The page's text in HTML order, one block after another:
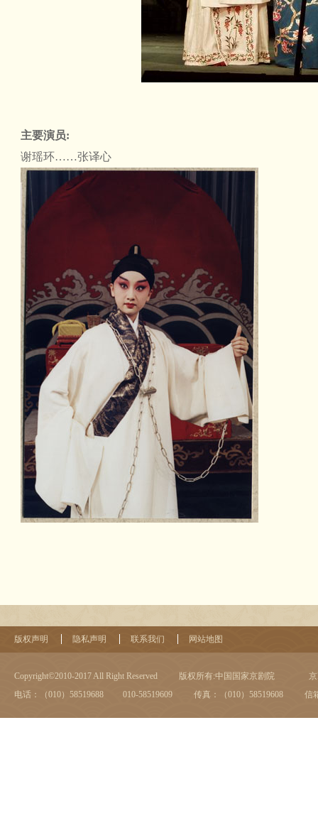
主要演员:
谢瑶环……张译心
版权声明 隐私声明 联系我们 网站地图
Copyright©2010-2017 All Right Reserved 版权所有:中国国家京剧院
电话：（010）58519688 010-58519609
传真：（010）58519608 信